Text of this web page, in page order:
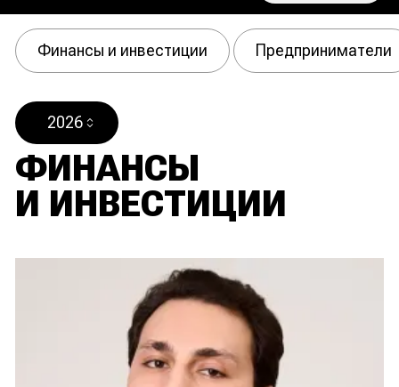
Финансы и инвестиции Предприниматели
ФИНАНСЫ
И ИНВЕСТИЦИИ
2026